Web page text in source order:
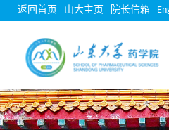
返回首页 山大主页 院长信箱